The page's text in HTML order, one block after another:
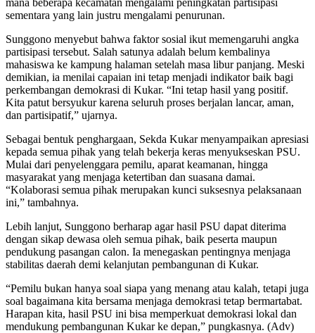
sementara yang lain justru mengalami penurunan.
Sunggono menyebut bahwa faktor sosial ikut memengaruhi angka
partisipasi tersebut. Salah satunya adalah belum kembalinya
mahasiswa ke kampung halaman setelah masa libur panjang. Meski
demikian, ia menilai capaian ini tetap menjadi indikator baik bagi
perkembangan demokrasi di Kukar. “Ini tetap hasil yang positif.
Kita patut bersyukur karena seluruh proses berjalan lancar, aman,
dan partisipatif,” ujarnya.
Sebagai bentuk penghargaan, Sekda Kukar menyampaikan apresiasi
kepada semua pihak yang telah bekerja keras menyukseskan PSU.
Mulai dari penyelenggara pemilu, aparat keamanan, hingga
masyarakat yang menjaga ketertiban dan suasana damai.
“Kolaborasi semua pihak merupakan kunci suksesnya pelaksanaan
ini,” tambahnya.
Lebih lanjut, Sunggono berharap agar hasil PSU dapat diterima
dengan sikap dewasa oleh semua pihak, baik peserta maupun
pendukung pasangan calon. Ia menegaskan pentingnya menjaga
stabilitas daerah demi kelanjutan pembangunan di Kukar.
“Pemilu bukan hanya soal siapa yang menang atau kalah, tetapi juga
soal bagaimana kita bersama menjaga demokrasi tetap bermartabat.
Harapan kita, hasil PSU ini bisa memperkuat demokrasi lokal dan
mendukung pembangunan Kukar ke depan,” pungkasnya. (Adv)